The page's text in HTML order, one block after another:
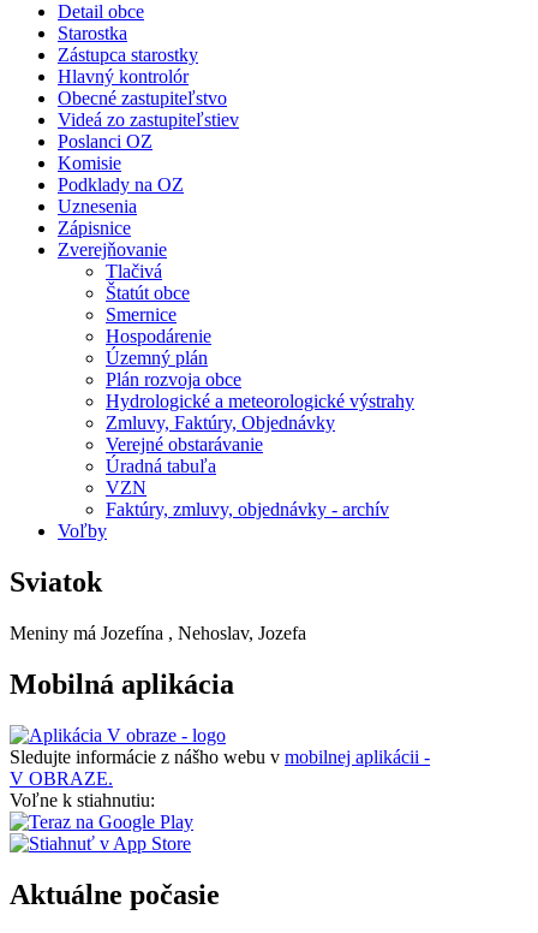
Detail obce
Starostka
Zástupca starostky
Hlavný kontrolór
Obecné zastupiteľstvo
Videá zo zastupiteľstiev
Poslanci OZ
Komisie
Podklady na OZ
Uznesenia
Zápisnice
Zverejňovanie
Tlačivá
Štatút obce
Smernice
Hospodárenie
Územný plán
Plán rozvoja obce
Hydrologické a meteorologické výstrahy
Zmluvy, Faktúry, Objednávky
Verejné obstarávanie
Úradná tabuľa
VZN
Faktúry, zmluvy, objednávky - archív
Voľby
Sviatok
Meniny má Jozefína , Nehoslav, Jozefa
Mobilná aplikácia
Sledujte informácie z nášho webu v mobilnej aplikácii -
V OBRAZE.
Voľne k stiahnutiu:
Aktuálne počasie